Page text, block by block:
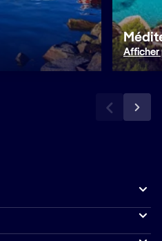
Afficher